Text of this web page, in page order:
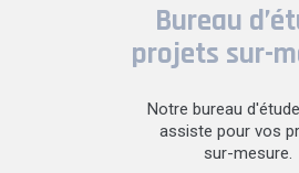
Bureau
projets sur-
Notre bureau
assiste pour vos
sur-mesure.